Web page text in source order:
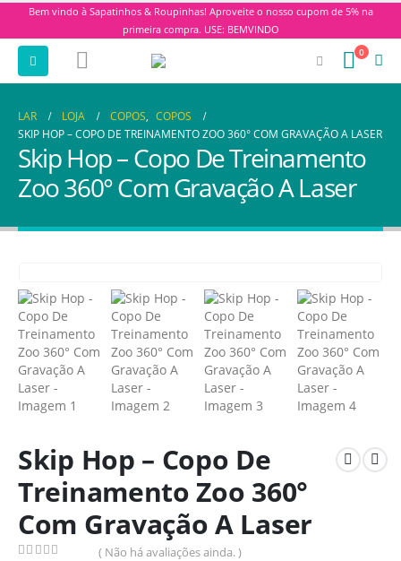
Bem vindo à Sapatinhos & Roupinhas! Aproveite o nosso cupom de 5% na
primeira compra. USE: BEMVINDO
0
LAR LOJA COPOS, COPOS
SKIP HOP – COPO DE TREINAMENTO ZOO 360° COM GRAVAÇÃO A LASER
Skip Hop – Copo De Treinamento
Zoo 360° Com Gravação A Laser
Skip Hop – Copo De
Treinamento Zoo 360°
Com Gravação A Laser
( Não há avaliações ainda. )